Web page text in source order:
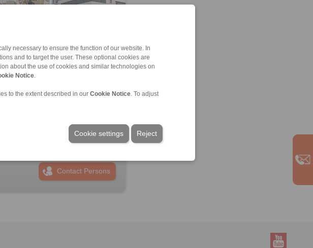
necessary to ensure the function of our website. In
and to target the user. These optional cookies are
about the use of cookies and similar technologies on
Notice
to the extent described in our Cookie Notice . To adjust
Reject
Cookie settings
GmbH
Contact Persons